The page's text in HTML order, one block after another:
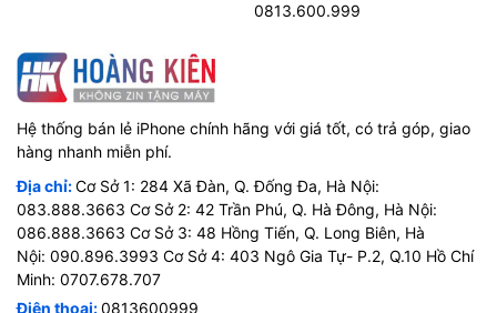
0813.600.999
Hệ thống bán lẻ iPhone chính hãng với giá tốt, có trả góp, giao
hàng nhanh miễn phí.
Địa chỉ:Cơ Sở 1: 284 Xã Đàn, Q. Đống Đa, Hà Nội:
083.888.3663 Cơ Sở 2: 42 Trần Phú, Q. Hà Đông, Hà Nội:
086.888.3663 Cơ Sở 3: 48 Hồng Tiến, Q. Long Biên, Hà
Nội: 090.896.3993 Cơ Sở 4: 403 Ngô Gia Tự- P.2, Q.10 Hồ Chí
Minh: 0707.678.707
Điện thoại:0813600999